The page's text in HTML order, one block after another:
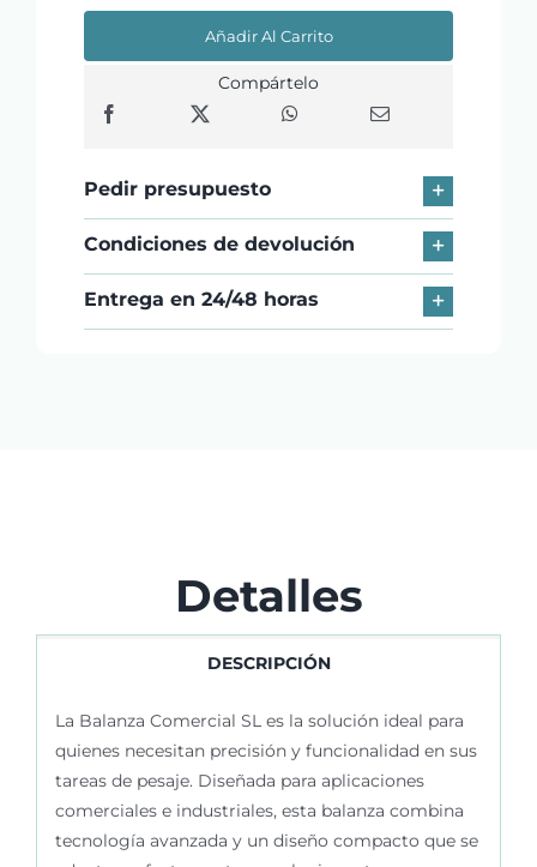
Balanza
Comercial
SL
cantidad
Añadir Al Carrito
Compártelo
Pedir presupuesto
Condiciones de devolución
Entrega en 24/48 horas
Detalles
DESCRIPCIÓN
La Balanza Comercial SL es la solución ideal para
quienes necesitan precisión y funcionalidad en sus
tareas de pesaje. Diseñada para aplicaciones
comerciales e industriales, esta balanza combina
tecnología avanzada y un diseño compacto que se